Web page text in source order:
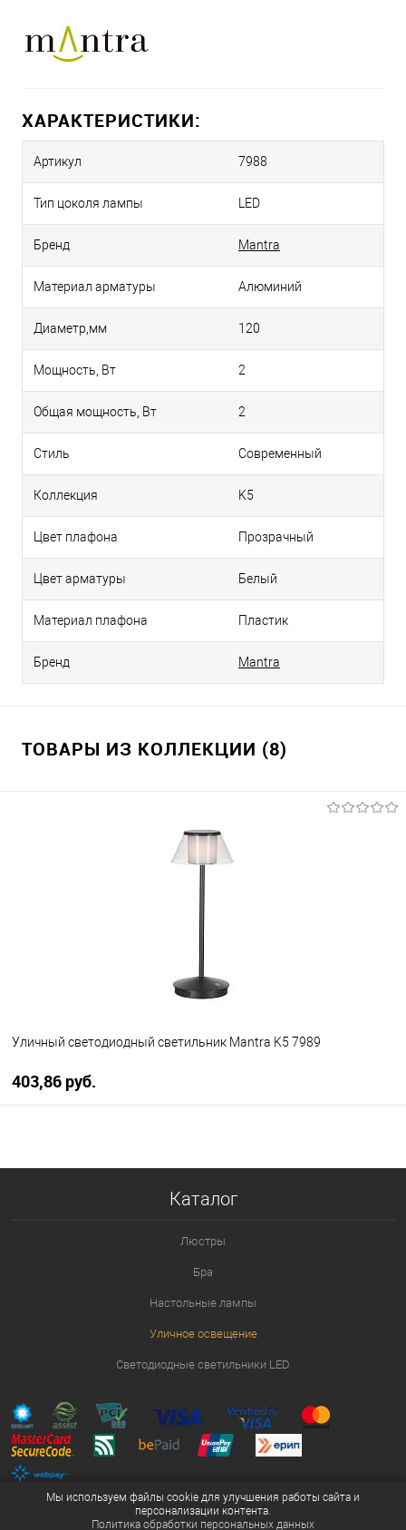
ХАРАКТЕРИСТИКИ:
Артикул 7988
Тип цоколя лампы LED
Бренд Mantra
Материал арматуры Алюминий
Диаметр,мм 120
Мощность, Вт 2
Общая мощность, Вт 2
Стиль Современный
Коллекция K5
Цвет плафона Прозрачный
Цвет арматуры Белый
Материал плафона Пластик
Бренд Mantra
ТОВАРЫ ИЗ КОЛЛЕКЦИИ (8)
Уличный светодиодный светильник Mantra K5 7989
403,86 pуб.
менеджера
Каталог
Люстры
Бра
Настольные лампы
Уличное освещение
Светодиодные светильники LED
Мы используем файлы cookie для улучшения работы сайта и
персонализации контента.
Политика обработки персональных данных